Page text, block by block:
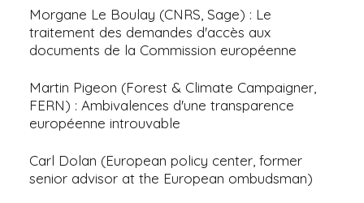
Morgane Le Boulay (CNRS, Sage) : Le
traitement des demandes d'accès aux
documents de la Commission européenne
Martin Pigeon (Forest & Climate Campaigner,
FERN) : Ambivalences d'une transparence
européenne introuvable
Carl Dolan (European policy center, former
senior advisor at the European ombudsman)